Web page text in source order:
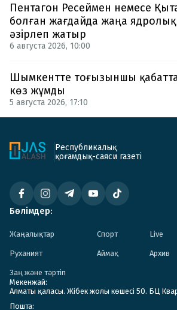
Пентагон Ресеймен немесе
болған жағдайда жаңа ядролық
әзірлеп жатыр
6 августа 2026, 10:00
Шымкентте тоғызыншы
көз жұмды
5 августа 2026, 17:10
Республикалық
қоғамдық-саяси газеті
Бөлімдер:
Жаңалықтар Спорт Live
Руханият Аймақ Архив
Заң және тәртіп
Мекенжай:
Алматы қаласы. Жібек жолы көшесі 50. БЦ
Пошта: